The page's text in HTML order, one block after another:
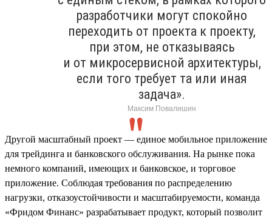
разработчики могут спокойно
переходить от проекта к проекту,
при этом, не отказываясь
и от микросервисной архитектуры,
если того требует та или иная
задача».
Максим Повалишин
Другой масштабный проект — единое мобильное приложение
для трейдинга и банковского обслуживания. На рынке пока
немного компаний, имеющих и банковское, и торговое
приложение. Соблюдая требования по распределению
нагрузки, отказоустойчивости и масштабируемости, команда
«Фридом Финанс» разрабатывает продукт, который позволит